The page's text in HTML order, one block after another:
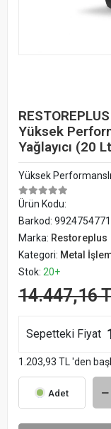
Yüksek
Yağlayıcı (20
Yüksek
Ürün Kodu:
Barkod:
Marka: Restoreplus
Kategori: Metal
Stok: 20+
14.447,16
Sepetteki Fiyat
1.203,93 TL 'den
Adet